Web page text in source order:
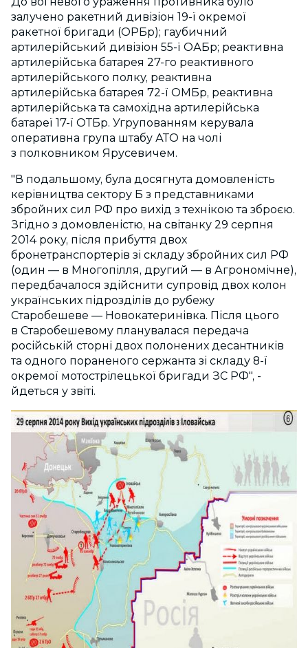
залучено ракетний дивізіон 19-ї окремої
ракетної бригади (ОРБр); гаубичний
артилерійський дивізіон 55-ї ОАБр; реактивна
артилерійська батарея 27-го реактивного
артилерійського полку, реактивна
артилерійська батарея 72-ї ОМБр, реактивна
артилерійська та самохідна артилерійська
батареї 17-ї ОТБр. Угрупованням керувала
оперативна група штабу АТО на чолі
з полковником Ярусевичем.
"В подальшому, була досягнута домовленість
керівництва сектору Б з представниками
збройних сил РФ про вихід з технікою та зброєю.
Згідно з домовленістю, на світанку 29 серпня
2014 року, після прибуття двох
бронетранспортерів зі складу збройних сил РФ
(один — в Многопілля, другий — в Агрономічне),
передбачалося здійснити супровід двох колон
українських підрозділів до рубежу
Старобешеве — Новокатеринівка. Після цього
в Старобешевому планувалася передача
російській сторні двох полонених десантників
та одного пораненого сержанта зі складу 8-ї
окремої мотострілецької бригади ЗС РФ", -
йдеться у звіті.